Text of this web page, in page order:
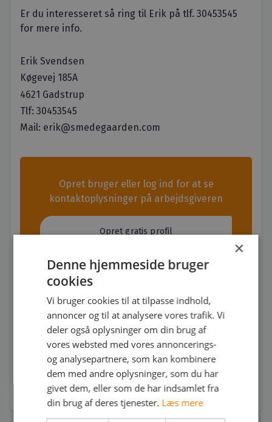
Er du interesseret så ring til Erik på tlf. 30453545
for mere info.
Erik Svendsen
Køgevej 185A
4621 Gadstrup
Tlf: 30453545
Mail: erik@smedegaarden.com
Opret bruger eller log ind for at se
kontaktoplysninger på arbejdsgiveren
Opret gratis profil
Log ind
Søg jobbet
Ansøgningsfrist: Snarest
×
Denne hjemmeside bruger
cookies
Vi bruger cookies til at tilpasse indhold,
annoncer og til at analysere vores trafik. Vi
deler også oplysninger om din brug af
vores websted med vores annoncerings-
og analysepartnere, som kan kombinere
dem med andre oplysninger, som du har
givet dem, eller som de har indsamlet fra
din brug af deres tjenester. Læs mere